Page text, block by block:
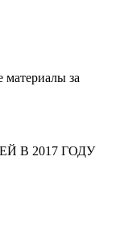
за
В 2017 ГОДУ